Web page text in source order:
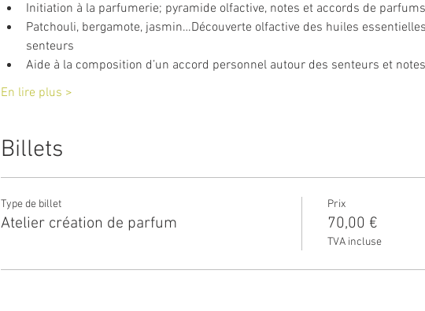
Initiation à la parfumerie; pyramide olfactive, notes et accords de parfums
Patchouli, bergamote, jasmin…Découverte olfactive des huiles
senteurs
Aide à la composition d’un accord personnel autour des senteurs et
En lire plus >
Billets
Type de billet
Atelier création de parfum
Prix
70,00 €
TVA incluse